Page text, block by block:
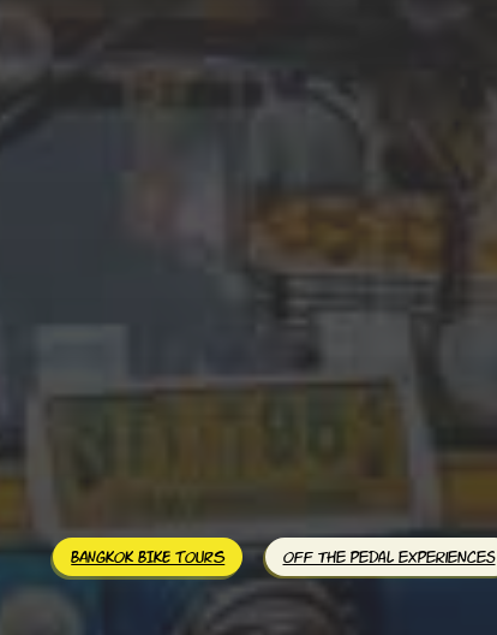
BANGKOK BIKE TOURS Off the pedal experiences